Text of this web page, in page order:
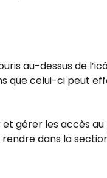
au-dessus de
que celui-ci peut
gérer les accès
dans la section